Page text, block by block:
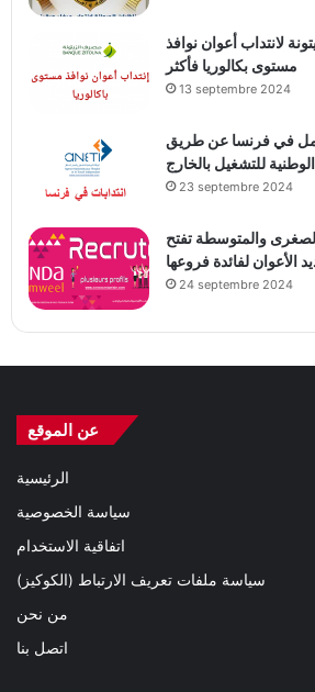
لانتداب أعوان نوافذ
مستوى بكالوريا فأكثر
13 septembre 2024
في فرنسا عن طريق
الوطنية للتشغيل بالخارج
23 septembre 2024
والمتوسطة تفتح
24 septembre 2024
عن الموقع
الرئيسية
سياسة الخصوصية
اتفاقية الاستخدام
سياسة ملفات تعريف الارتباط (الكوكيز)
من نحن
اتصل بنا